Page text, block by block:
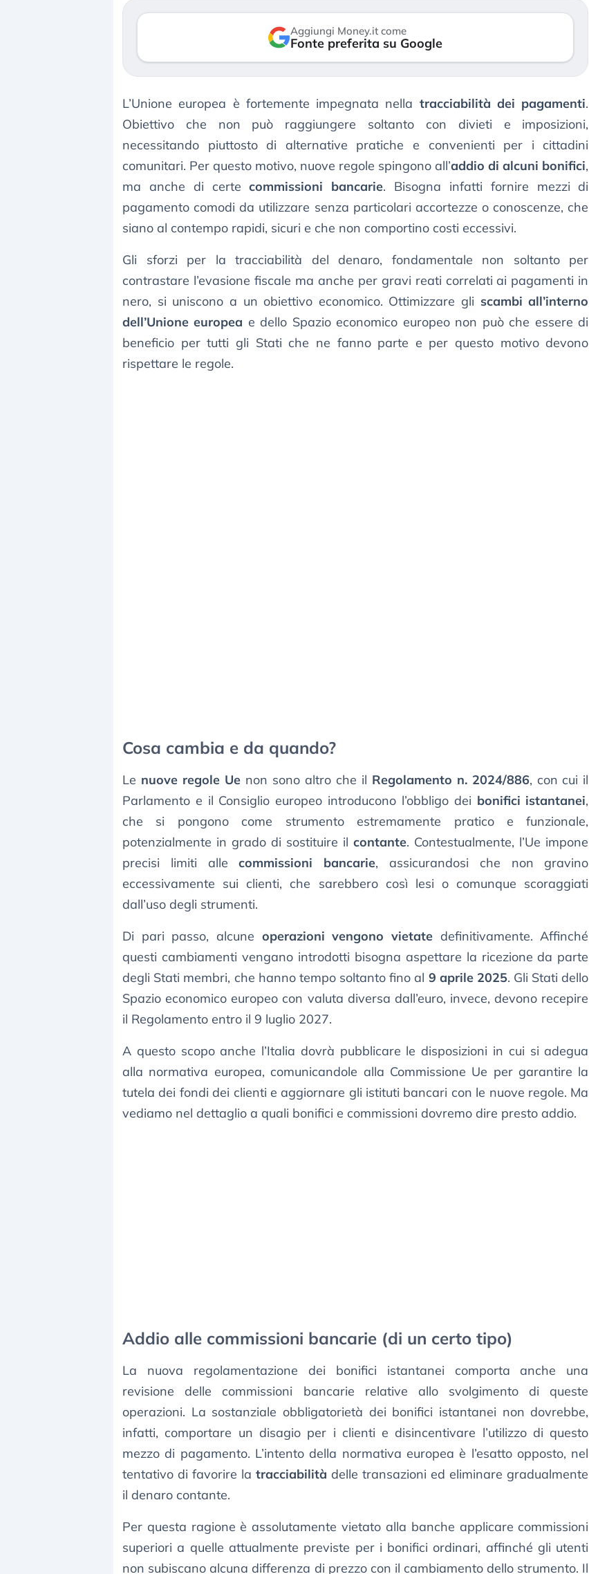
Aggiungi Money.it come
Fonte preferita su Google
L’Unione europea è fortemente impegnata nella tracciabilità dei pagamenti.
Obiettivo che non può raggiungere soltanto con divieti e imposizioni,
necessitando piuttosto di alternative pratiche e convenienti per i cittadini
comunitari. Per questo motivo, nuove regole spingono all’addio di alcuni bonifici,
ma anche di certecommissioni bancarie. Bisogna infatti fornire mezzi di
pagamento comodi da utilizzare senza particolari accortezze o conoscenze, che
siano al contempo rapidi, sicuri e che non comportino costi eccessivi.
Gli sforzi per la tracciabilità del denaro, fondamentale non soltanto per
contrastare l’evasione fiscale ma anche per gravi reati correlati ai pagamenti in
nero, si uniscono a un obiettivo economico. Ottimizzare gli scambi all’interno
dell’Unione europea e dello Spazio economico europeo non può che essere di
beneficio per tutti gli Stati che ne fanno parte e per questo motivo devono
rispettare le regole.
Cosa cambia e da quando?
Le nuove regole Uenon sono altro che il Regolamento n. 2024/886, con cui il
Parlamento e il Consiglio europeo introducono l’obbligo dei bonifici istantanei,
che si pongono come strumento estremamente pratico e funzionale,
potenzialmente in grado di sostituire ilcontante. Contestualmente, l’Ue impone
precisi limiti allecommissioni bancarie, assicurandosi che non gravino
eccessivamente sui clienti, che sarebbero così lesi o comunque scoraggiati
dall’uso degli strumenti.
Di pari passo, alcune operazioni vengono vietate definitivamente. Affinché
questi cambiamenti vengano introdotti bisogna aspettare la ricezione da parte
degli Stati membri, che hanno tempo soltanto fino al 9 aprile 2025. Gli Stati dello
Spazio economico europeo con valuta diversa dall’euro, invece, devono recepire
il Regolamento entro il 9 luglio 2027.
A questo scopo anche l’Italia dovrà pubblicare le disposizioni in cui si adegua
alla normativa europea, comunicandole alla Commissione Ue per garantire la
tutela dei fondi dei clienti e aggiornare gli istituti bancari con le nuove regole. Ma
vediamo nel dettaglio a quali bonifici e commissioni dovremo dire presto addio.
Addio alle commissioni bancarie (di un certo tipo)
La nuova regolamentazione dei bonifici istantanei comporta anche una
revisione delle commissioni bancarie relative allo svolgimento di queste
operazioni. La sostanziale obbligatorietà dei bonifici istantanei non dovrebbe,
infatti, comportare un disagio per i clienti e disincentivare l’utilizzo di questo
mezzo di pagamento. L’intento della normativa europea è l’esatto opposto, nel
tentativo di favorire latracciabilità delle transazioni ed eliminare gradualmente
il denaro contante.
Per questa ragione è assolutamente vietato alla banche applicare commissioni
superiori a quelle attualmente previste per i bonifici ordinari, affinché gli utenti
non subiscano alcuna differenza di prezzo con il cambiamento dello strumento. Il
3 agosto 2026
Kospi, mentre gli investitori retail (…)
30 luglio 2026